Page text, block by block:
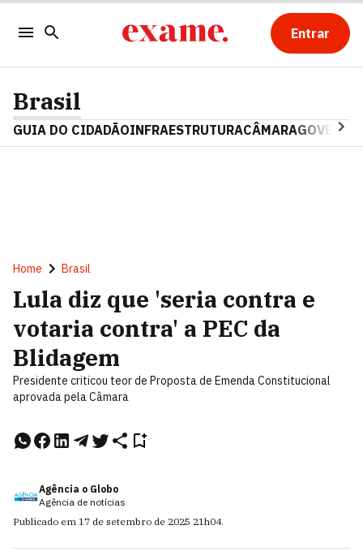
Entrar
Brasil
GUIA DO CIDADÃOINFRAESTRUTURACÂMARAGOVERNO
Home Brasil
Lula diz que 'seria contra e
votaria contra' a PEC da
Blidagem
Presidente criticou teor de Proposta de Emenda Constitucional
aprovada pela Câmara
Agência o Globo
Agência de notícias
Publicado em 17 de setembro de 2025 21h04.